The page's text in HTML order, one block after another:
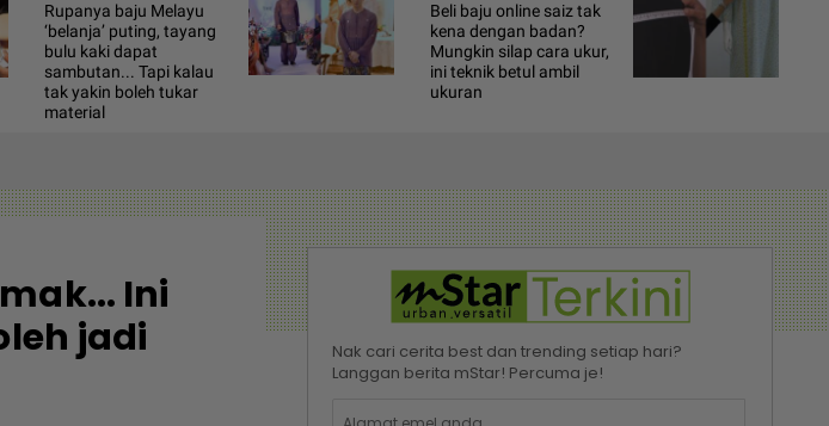
Rupanya baju Melayu
‘belanja’ puting, tayang
bulu kaki dapat
sambutan... Tapi kalau
tak yakin boleh tukar
material
Beli baju online saiz tak
kena dengan badan?
Mungkin silap cara ukur,
ini teknik betul ambil
ukuran
Ini
jadi
Nak cari cerita best dan trending setiap hari?
Langgan berita mStar! Percuma je!